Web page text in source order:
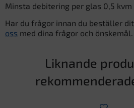
Minsta debitering per glas 0,5 kvm
Har du frågor innan du beställer
oss med dina frågor och önskemål.
Liknande